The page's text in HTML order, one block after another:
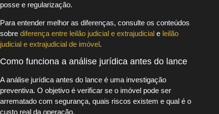
posse e regularização.
Para entender melhor as diferenças, consulte os conteúdos
sobre diferença entre leilão judicial e extrajudicial e leilão
judicial e extrajudicial de imóvel.
Como funciona a análise jurídica antes do lance
A análise jurídica antes do lance é uma investigação
preventiva. O objetivo é verificar se o imóvel pode ser
arrematado com segurança, quais riscos existem e qual é o
custo real da operação.